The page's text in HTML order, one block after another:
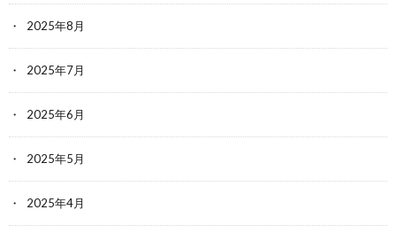
2025年8月
2025年7月
2025年6月
2025年5月
2025年4月